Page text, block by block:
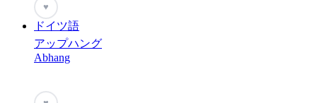
♥
ドイツ語
アップハング
Abhang